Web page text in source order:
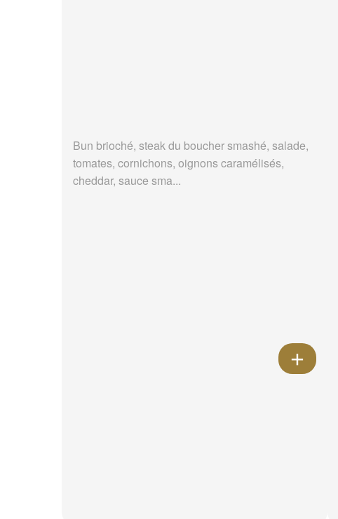
Bun brioché, steak du boucher smashé, salade,
tomates, cornichons, oignons caramélisés,
cheddar, sauce sma...